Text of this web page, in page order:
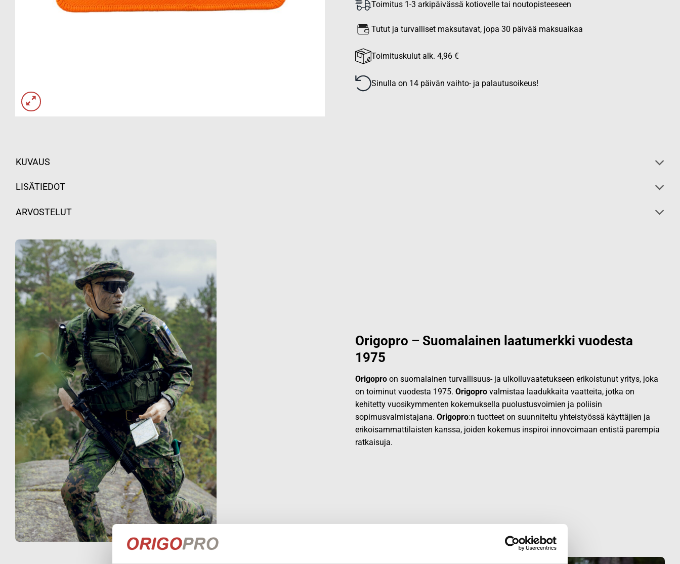
Toimitus 1-3 arkipäivässä kotiovelle tai noutopisteeseen
Tutut ja turvalliset maksutavat, jopa 30 päivää maksuaikaa
Toimituskulut alk. 4,96 €
Sinulla on 14 päivän vaihto- ja palautusoikeus!
KUVAUS
LISÄTIEDOT
ARVOSTELUT
Origopro – Suomalainen laatumerkki vuodesta
1975
Origopro on suomalainen turvallisuus- ja ulkoiluvaatetukseen erikoistunut yritys, joka
on toiminut vuodesta 1975. Origopro valmistaa laadukkaita vaatteita, jotka on
kehitetty vuosikymmenten kokemuksella puolustusvoimien ja poliisin
sopimusvalmistajana. Origopro:n tuotteet on suunniteltu yhteistyössä käyttäjien ja
erikoisammattilaisten kanssa, joiden kokemus inspiroi innovoimaan entistä parempia
ratkaisuja.